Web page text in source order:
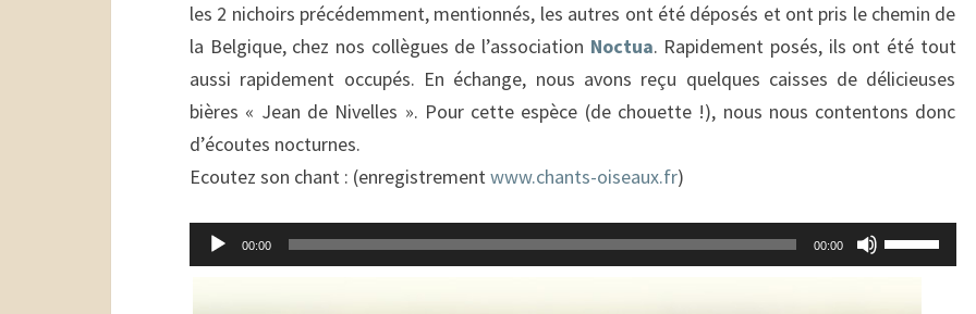
les 2 nichoirs précédemment, mentionnés, les autres ont été déposés et ont pris le chemin de
la Belgique, chez nos collègues de l’association Noctua. Rapidement posés, ils ont été tout
aussi rapidement occupés. En échange, nous avons reçu quelques caisses de délicieuses
bières « Jean de Nivelles ». Pour cette espèce (de chouette !), nous nous contentons donc
d’écoutes nocturnes.
Ecoutez son chant : (enregistrementwww.chants-oiseaux.fr)
Lecteur
audio
00:00 00:00
Utilisez
les